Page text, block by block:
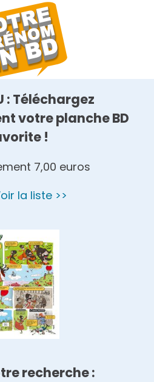
: Téléchargez
votre planche BD
!
7,00 euros
la liste >>
recherche :